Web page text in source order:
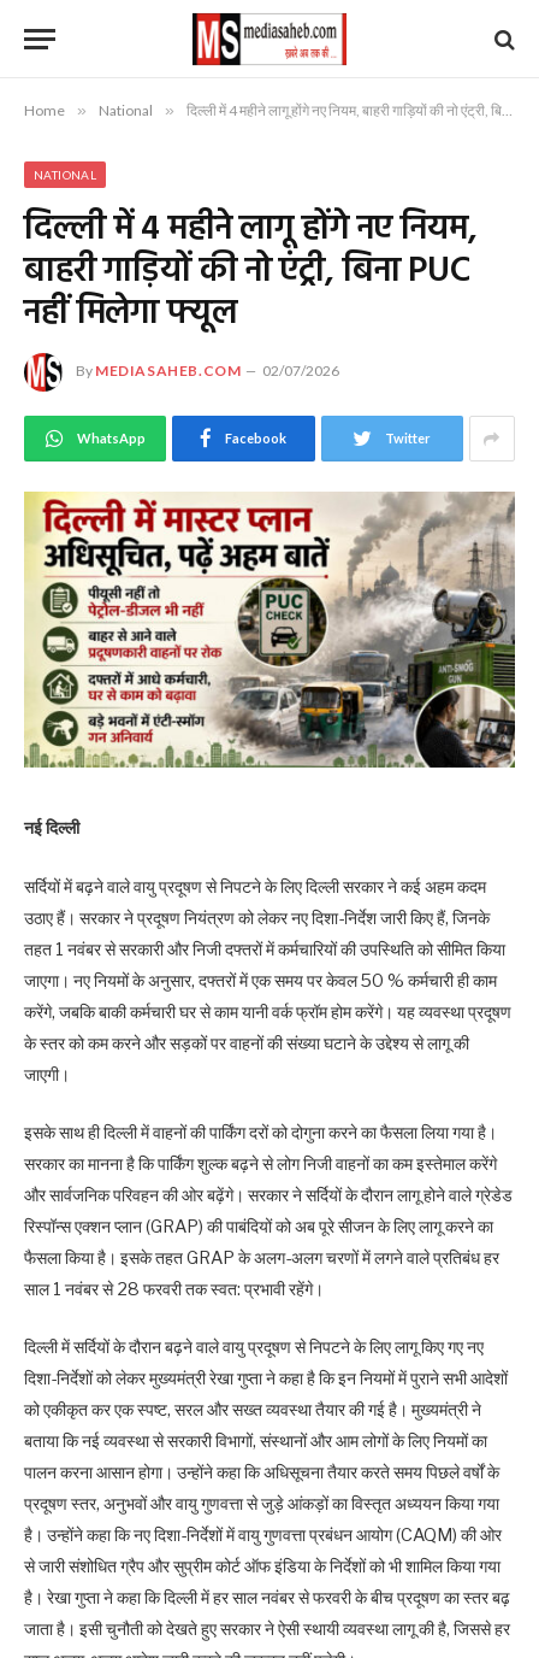
Home » National » दिल्ली में 4 महीने लागू होंगे नए नियम, बाहरी गाड़ियों की नो एंट्री, बिना PUC नहीं मिलेगा फ्यूल
NATIONAL
दिल्ली में 4 महीने लागू होंगे नए नियम,
बाहरी गाड़ियों की नो एंट्री, बिना PUC
नहीं मिलेगा फ्यूल
By MEDIASAHEB.COM 02/07/2026
WhatsApp Facebook Twitter
नई दिल्ली
सर्दियों में बढ़ने वाले वायु प्रदूषण से निपटने के लिए दिल्ली सरकार ने कई अहम कदम
उठाए हैं। सरकार ने प्रदूषण नियंत्रण को लेकर नए दिशा-निर्देश जारी किए हैं, जिनके
तहत 1 नवंबर से सरकारी और निजी दफ्तरों में कर्मचारियों की उपस्थिति को सीमित किया
जाएगा। नए नियमों के अनुसार, दफ्तरों में एक समय पर केवल 50 % कर्मचारी ही काम
करेंगे, जबकि बाकी कर्मचारी घर से काम यानी वर्क फ्रॉम होम करेंगे। यह व्यवस्था प्रदूषण
के स्तर को कम करने और सड़कों पर वाहनों की संख्या घटाने के उद्देश्य से लागू की
जाएगी।
इसके साथ ही दिल्ली में वाहनों की पार्किंग दरों को दोगुना करने का फैसला लिया गया है।
सरकार का मानना है कि पार्किंग शुल्क बढ़ने से लोग निजी वाहनों का कम इस्तेमाल करेंगे
और सार्वजनिक परिवहन की ओर बढ़ेंगे। सरकार ने सर्दियों के दौरान लागू होने वाले ग्रेडेड
रिस्पॉन्स एक्शन प्लान (GRAP) की पाबंदियों को अब पूरे सीजन के लिए लागू करने का
फैसला किया है। इसके तहत GRAP के अलग-अलग चरणों में लगने वाले प्रतिबंध हर
साल 1 नवंबर से 28 फरवरी तक स्वत: प्रभावी रहेंगे।
दिल्ली में सर्दियों के दौरान बढ़ने वाले वायु प्रदूषण से निपटने के लिए लागू किए गए नए
दिशा-निर्देशों को लेकर मुख्यमंत्री रेखा गुप्ता ने कहा है कि इन नियमों में पुराने सभी आदेशों
को एकीकृत कर एक स्पष्ट, सरल और सख्त व्यवस्था तैयार की गई है। मुख्यमंत्री ने
बताया कि नई व्यवस्था से सरकारी विभागों, संस्थानों और आम लोगों के लिए नियमों का
पालन करना आसान होगा। उन्होंने कहा कि अधिसूचना तैयार करते समय पिछले वर्षों के
प्रदूषण स्तर, अनुभवों और वायु गुणवत्ता से जुड़े आंकड़ों का विस्तृत अध्ययन किया गया
है। उन्होंने कहा कि नए दिशा-निर्देशों में वायु गुणवत्ता प्रबंधन आयोग (CAQM) की ओर
से जारी संशोधित ग्रैप और सुप्रीम कोर्ट ऑफ इंडिया के निर्देशों को भी शामिल किया गया
है। रेखा गुप्ता ने कहा कि दिल्ली में हर साल नवंबर से फरवरी के बीच प्रदूषण का स्तर बढ़
जाता है। इसी चुनौती को देखते हुए सरकार ने ऐसी स्थायी व्यवस्था लागू की है, जिससे हर